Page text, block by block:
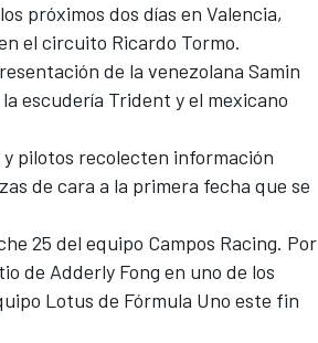
próximos dos días en Valencia,
el circuito Ricardo Tormo.
de la venezolana Samin
escudería Trident y el mexicano
pilotos recolecten información
de cara a la primera fecha que se
25 del equipo Campos Racing. Por
de Adderly Fong en uno de los
Lotus de Fórmula Uno este fin